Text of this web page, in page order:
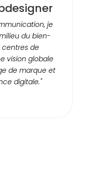
je
du bien-
centres de
vision globale
de marque et
digitale."